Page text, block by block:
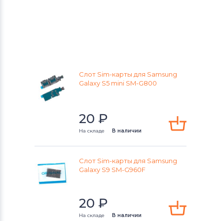
Слот Sim-карты для Samsung
Galaxy S5 mini SM-G800
20 ₽
На складе В наличии
Слот Sim-карты для Samsung
Galaxy S9 SM-G960F
20 ₽
На складе В наличии